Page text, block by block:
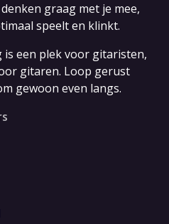
graag met je mee,
speelt en klinkt.
is een plek voor gitaristen,
gitaren. Loop gerust
gewoon even langs.